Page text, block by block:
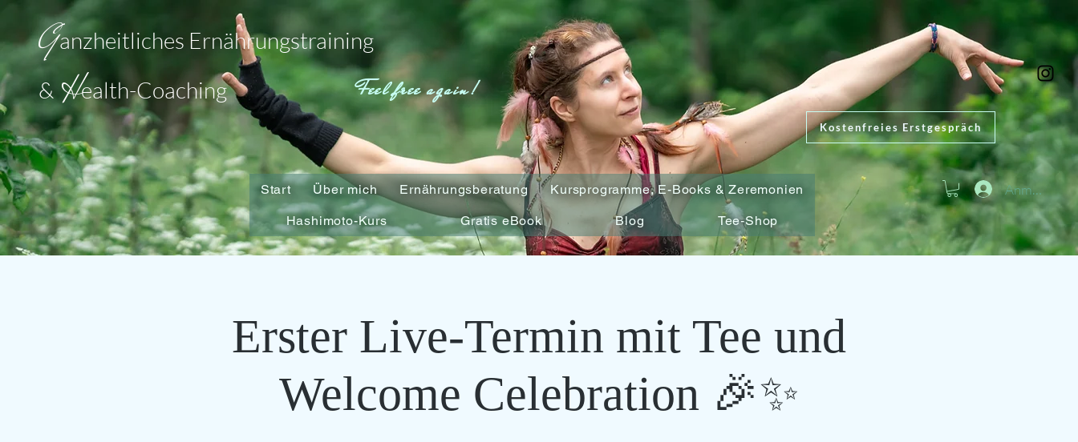
Ganzheitliches Ernährungstraining
& Health-Coaching Feel free again!
Kostenfreies Erstgespräch
Start Über mich Ernährungsberatung Kursprogramme, E-Books & Zeremonien
Hashimoto-Kurs Gratis eBook Blog Tee-Shop
Anmelden
Erster Live-Termin mit Tee und
Welcome Celebration 🎉✨️